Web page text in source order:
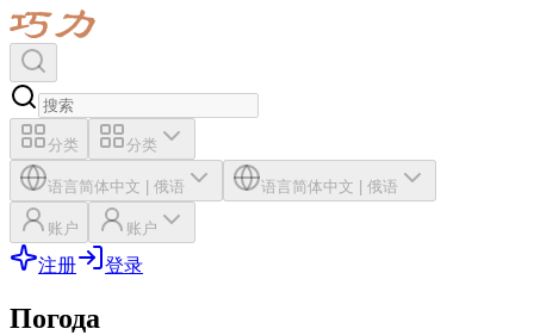
分类 分类
语言简体中文 | 俄语 语言简体中文 | 俄语
账户 账户
注册 登录
Погода